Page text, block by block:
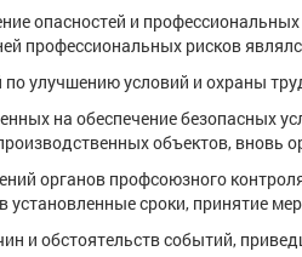
опасностей и
профессиональных рисков
улучшению условий и охраны
на обеспечение безопасных
объектов, вновь
органов профсоюзного
установленные сроки, принятие
и обстоятельств событий,